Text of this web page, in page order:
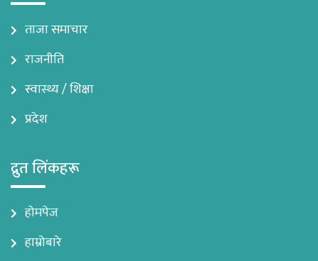
ताजा समाचार
राजनीति
स्वास्थ्य / शिक्षा
प्रदेश
द्रुत लिंकहरू
होमपेज
हाम्रोबारे